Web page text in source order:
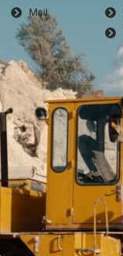
Mail